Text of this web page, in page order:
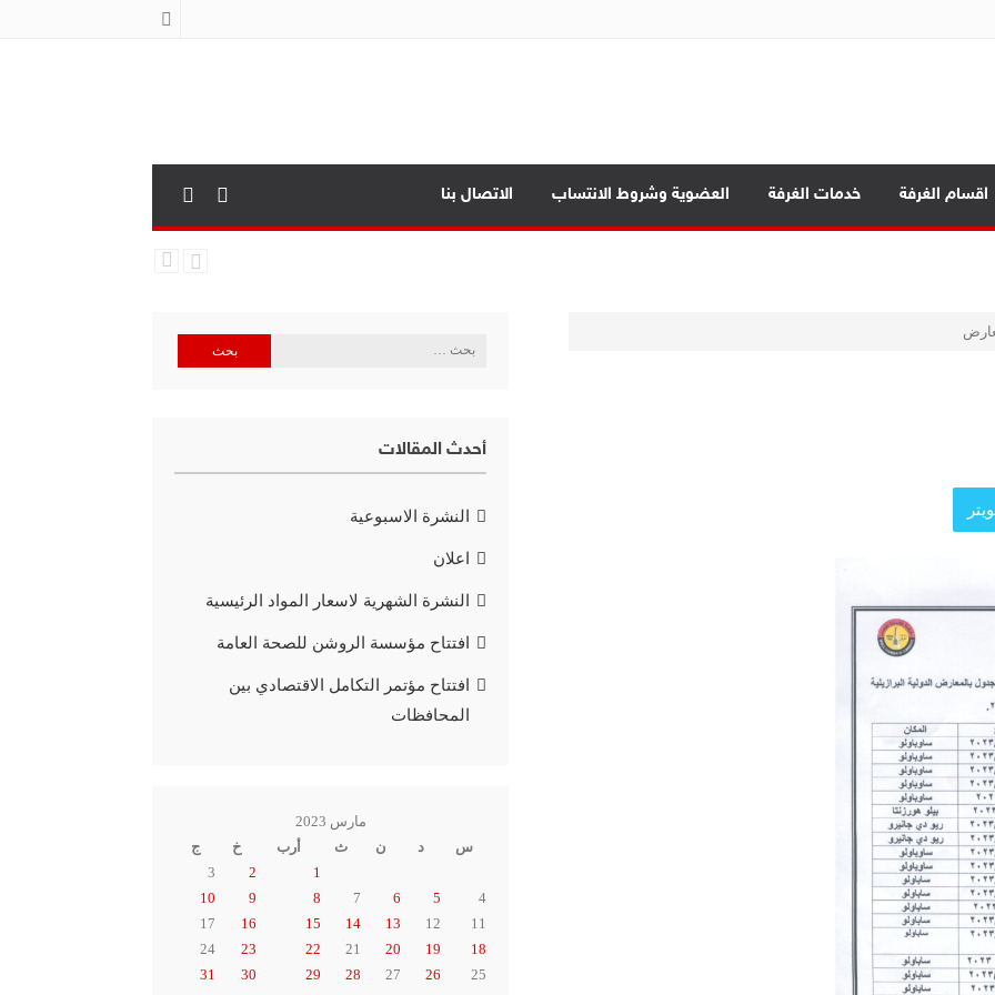
اقسام الغرفة خدمات الغرفة العضوية وشروط الانتساب الاتصال بنا
الرئيسية
بين المحافظات
البحث
أحدث المقالات
النشرة الاسبوعية
اعلان
النشرة الشهرية لاسعار المواد الرئيسية
افتتاح مؤسسة الروشن للصحة العامة
افتتاح مؤتمر التكامل الاقتصادي بين
المحافظات
مارس 2023
س
د ن ث أرب خ
ج
1
2
3
4
5
6
7
8
9
10
11
12
13
14
15
16
17
18
19
20
21
22
23
24
25
26
27
28
29
30
31